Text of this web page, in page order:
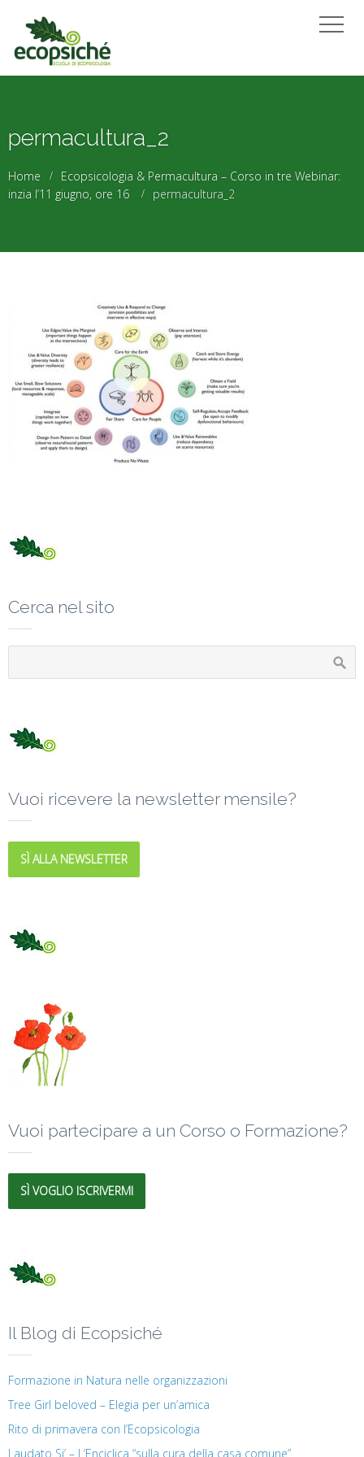
permacultura_2
Home
Ecopsicologia & Permacultura – Corso in tre Webinar:
inzia l’11 giugno, ore 16
permacultura_2
Cerca nel sito
Vuoi ricevere la newsletter mensile?
SÌ ALLA NEWSLETTER
Vuoi partecipare a un Corso o Formazione?
SÌ VOGLIO ISCRIVERMI
Il Blog di Ecopsiché
Formazione in Natura nelle organizzazioni
Tree Girl beloved – Elegia per un’amica
Rito di primavera con l’Ecopsicologia
Laudato Si’ – L’Enciclica “sulla cura della casa comune”